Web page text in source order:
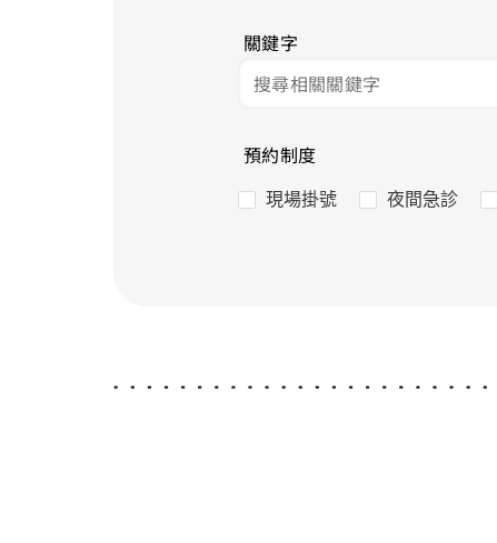
關鍵字
預約制度
現場掛號 夜間急診